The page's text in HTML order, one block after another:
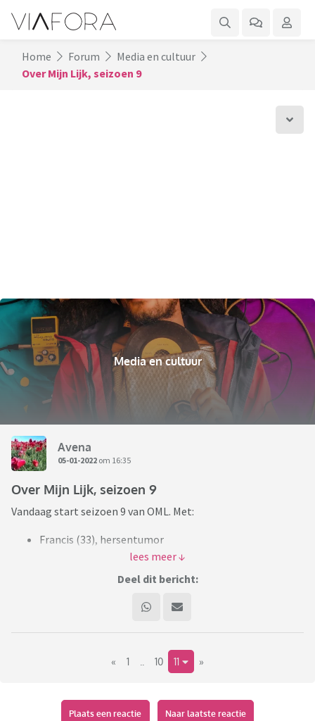
Home Forum
Media en cultuur
Over Mijn Lijk, seizoen 9
Media en cultuur
Avena
05-01-2022 om 16:35
Over Mijn Lijk, seizoen 9
Vandaag start seizoen 9 van OML. Met:
Francis (33), hersentumor
Irene (28), uitgezaaide borstkanker
Jip (26), hersentumor
Patrick (31), darmkanker
De presentatie is (weer) in handen van Tim Hofman.
Deel dit bericht:
« 1 10 11 »
Plaats een reactie Naar laatste reactie